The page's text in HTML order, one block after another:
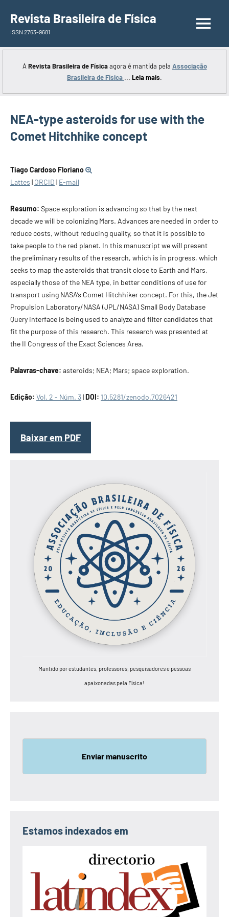
para
conteúdo
Revista Brasileira de Física
ISSN 2763-9681
A Revista Brasileira de Físicaagora é mantida pela Associação
Brasileira de Física ... Leia mais.
NEA-type asteroids for use with the
Comet Hitchhike concept
Tiago Cardoso Floriano
Lattes | ORCID | E-mail
Resumo: Space exploration is advancing so that by the next
decade we will be colonizing Mars. Advances are needed in order to
reduce costs, without reducing quality, so that it is possible to
take people to the red planet. In this manuscript we will present
the preliminary results of the research, which is in progress, which
seeks to map the asteroids that transit close to Earth and Mars,
especially those of the NEA type, in better conditions of use for
transport using NASA’s Comet Hitchhiker concept. For this, the Jet
Propulsion Laboratory/NASA (JPL/NASA) Small Body Database
Query interface is being used to analyze and filter candidates that
fit the purpose of this research. This research was presented at
the II Congress of the Exact Sciences Area.
Palavras-chave: asteroids; NEA; Mars; space exploration.
Edição: Vol. 2 - Núm. 3|DOI: 10.5281/zenodo.7026421
Baixar em PDF
Mantido por estudantes, professores, pesquisadores e pessoas
apaixonadas pela Física!
Enviar manuscrito
Estamos indexados em